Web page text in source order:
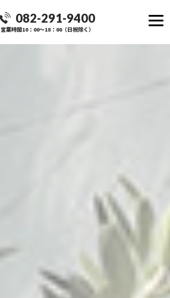
082-291-9400
営業時間10：00～18：00（日祝除く）